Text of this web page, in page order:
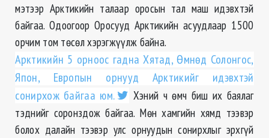
мэтээр Арктикийн талаар оросын тал маш идэвхтэй
байгаа. Одоогоор Оросууд Арктикийн асуудлаар 1500
орчим том төсөл хэрэгжүүлж байна.
Арктикийн 5 орноос гадна Хятад, Өмнөд Солонгос,
Япон, Европын орнууд Арктикийг идэвхтэй
сонирхож байгаа юм.
Хэний ч өмч биш их баялаг
тэднийг соронздож байгаа. Мөн хамгийн хямд тээвэр
болох далайн тээвэр улс орнуудын сонирхлыг эрхгүй